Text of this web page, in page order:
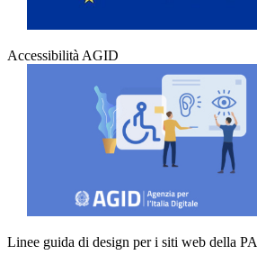
Accessibilità AGID
Linee guida di design per i siti web della PA